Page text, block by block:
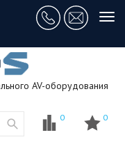
AV-оборудования
0 0